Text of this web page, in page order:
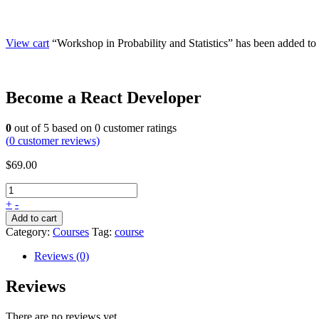
View cart “Workshop in Probability and Statistics” has been added
Become a React Developer
0 out of 5 based on 0 customer ratings
(0 customer reviews)
$69.00
+ -
Add to cart
Category: Courses Tag: course
Reviews (0)
Reviews
There are no reviews yet.